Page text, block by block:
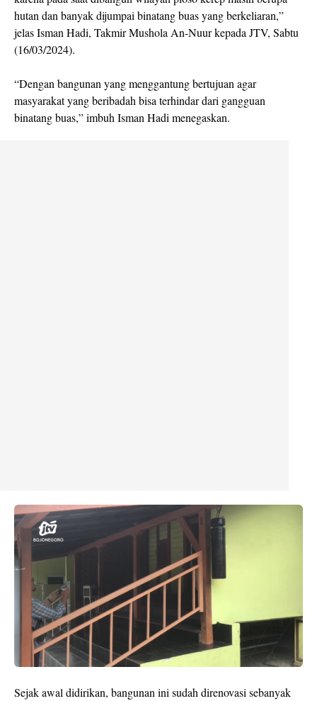
hutan dan banyak dijumpai binatang buas yang berkeliaran,”
jelas Isman Hadi, Takmir Mushola An-Nuur kepada JTV, Sabtu
(16/03/2024).
“Dengan bangunan yang menggantung bertujuan agar
masyarakat yang beribadah bisa terhindar dari gangguan
binatang buas,” imbuh Isman Hadi menegaskan.
Sejak awal didirikan, bangunan ini sudah direnovasi sebanyak